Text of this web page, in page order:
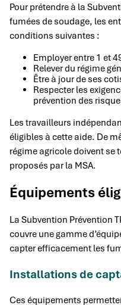
Pour prétendre à la
fumées de soudage, les
conditions suivantes :
Employer entre 1 et
Relever du régime
Être à jour de ses
Respecter les
prévention des
Les travailleurs
éligibles à cette aide. De
régime agricole doivent se
proposés par la MSA.
Équipements
La Subvention Prévention
couvre une gamme
capter efficacement les
Installations de
Ces équipements